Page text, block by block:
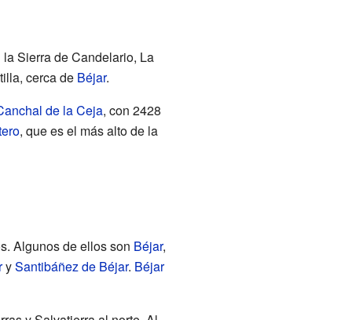
Sierra de Candelario, La
cerca de Béjar.
de la Ceja, con 2428
, que es el más alto de la
Algunos de ellos son Béjar,
ySantibáñez de Béjar. Béjar